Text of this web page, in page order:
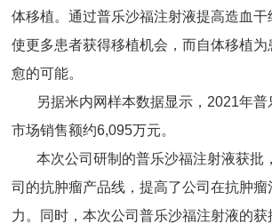
体移植。通过普乐沙福注射液提高造血干
使更多患者获得移植机会，而自体移植
愈的可能。
另据米内网样本数据显示，2021年
市场销售额约6,095万元。
本次公司研制的普乐沙福注射液获批
司的抗肿瘤产品线，提高了公司在抗肿
力。同时，本次公司普乐沙福注射液的